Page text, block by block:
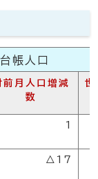
帳人口
前月人口増減
数
世
1
△17